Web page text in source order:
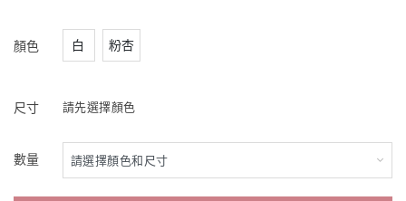
顏色 白 粉杏
尺寸 請先選擇顏色
數量